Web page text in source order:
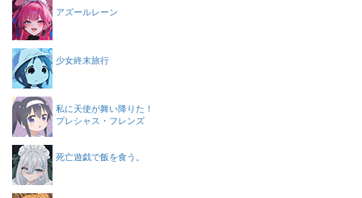
アズールレーン
少女終末旅行
私に天使が舞い降りた！
プレシャス・フレンズ
死亡遊戯で飯を食う。